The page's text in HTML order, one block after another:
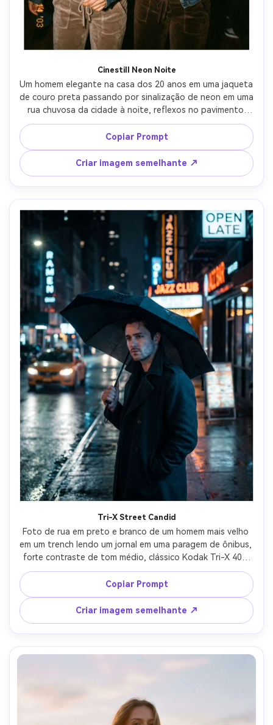
Cinestill Neon Noite
Um homem elegante na casa dos 20 anos em uma jaqueta
de couro preta passando por sinalização de neon em uma
rua chuvosa da cidade à noite, reflexos no pavimento
molhado, olhar cinematográfico Cinestill 800T com
halação laranja-vermelha ao redor das luzes, grão de filme
visível de 35mm, ligeiro desfoque de movimento no fundo,
sombras azul frescas, tirado em Sony A7IV, 50mm f/1.4,
moldura de meio corpo ao nível dos olhos, fotografia
urbana ultra-realista e temperamental-AR 4:5
Copiar Prompt
Criar imagem semelhante ↗
Tri-X Street Candid
Foto de rua em preto e branco de um homem mais velho
em um trench lendo um jornal em uma paragem de ônibus,
forte contraste de tom médio, clássico Kodak Tri-X 400
vibe, grão de filme pronunciado, leve suavidade da lente,
expressão sincera natural, tirado em Leica M6, lente de 35
mm, composição documental com regra de terços, luz do
dia nublada, textura e sombras realistas, estilo de
fotojornalismo atemporal-AR 4:5
Copiar Prompt
Criar imagem semelhante ↗